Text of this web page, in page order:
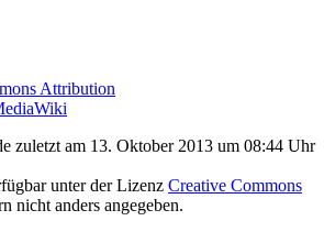
zuletzt am 13. Oktober 2013 um 08:44 Uhr
unter der Lizenz Creative Commons
nicht anders angegeben.